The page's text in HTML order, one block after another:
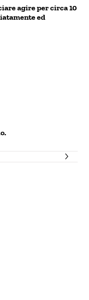
agire per circa 10
ed